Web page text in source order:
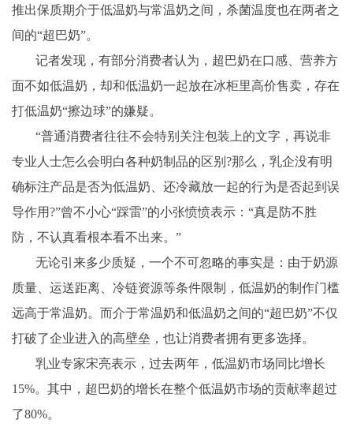
推出保质期介于低温奶与常温奶之间，杀菌温度也在两者之
间的“超巴奶”。
记者发现，有部分消费者认为，超巴奶在口感、营养方
面不如低温奶，却和低温奶一起放在冰柜里高价售卖，存在
打低温奶“擦边球”的嫌疑。
“普通消费者往往不会特别关注包装上的文字，再说非
专业人士怎么会明白各种奶制品的区别?那么，乳企没有明
确标注产品是否为低温奶、还冷藏放一起的行为是否起到误
导作用?”曾不小心“踩雷”的小张愤愤表示：“真是防不胜
防，不认真看根本看不出来。”
无论引来多少质疑，一个不可忽略的事实是：由于奶源
质量、运送距离、冷链资源等条件限制，低温奶的制作门槛
远高于常温奶。而介于常温奶和低温奶之间的“超巴奶”不仅
打破了企业进入的高壁垒，也让消费者拥有更多选择。
乳业专家宋亮表示，过去两年，低温奶市场同比增长
15%。其中，超巴奶的增长在整个低温奶市场的贡献率超过
了80%。